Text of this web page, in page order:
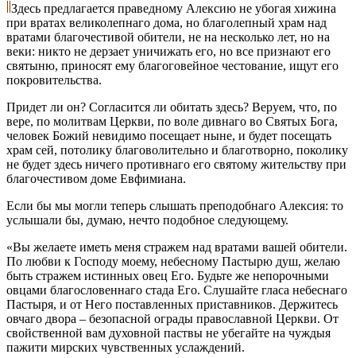
Здесь предлагается праведному Алексию не убогая хижина
при вратах великолепнаго дома, но благолепный храм над
вратами благочестивой обители, не на несколько лет, но на
веки: никто не дерзает уничижать его, но все признают его
святыню, приносят ему благоговейное честование, ищут его
покровительства.
Придет ли он? Согласится ли обитать здесь? Веруем, что, по
вере, по молитвам Церкви, по воле дивнаго во Святых Бога,
человек Божий невидимо посещает ныне, и будет посещать
храм сей, потолику благоволительно и благотворно, поколику
не будет здесь ничего противнаго его святому жительству при
благочестивом доме Евфимиана.
Если бы мы могли теперь слышать преподобнаго Алексия: то
услышали бы, думаю, нечто подобное следующему.
«Вы желаете иметь меня стражем над вратами вашей обители.
По любви к Господу моему, небесному Пастырю душ, желаю
быть стражем истинных овец Его. Будьте же непорочными
овцами благословеннаго стада Его. Слушайте гласа небеснаго
Пастыря, и от Него поставленных приставников. Держитесь
овчаго двора – безопасной ограды православной Церкви. От
свойственной вам духовной паствы не убегайте на чуждыя
пажити мирских чувственных услаждений.